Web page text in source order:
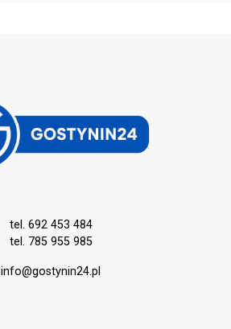
tel. 692 453 484
tel. 785 955 985
info@gostynin24.pl